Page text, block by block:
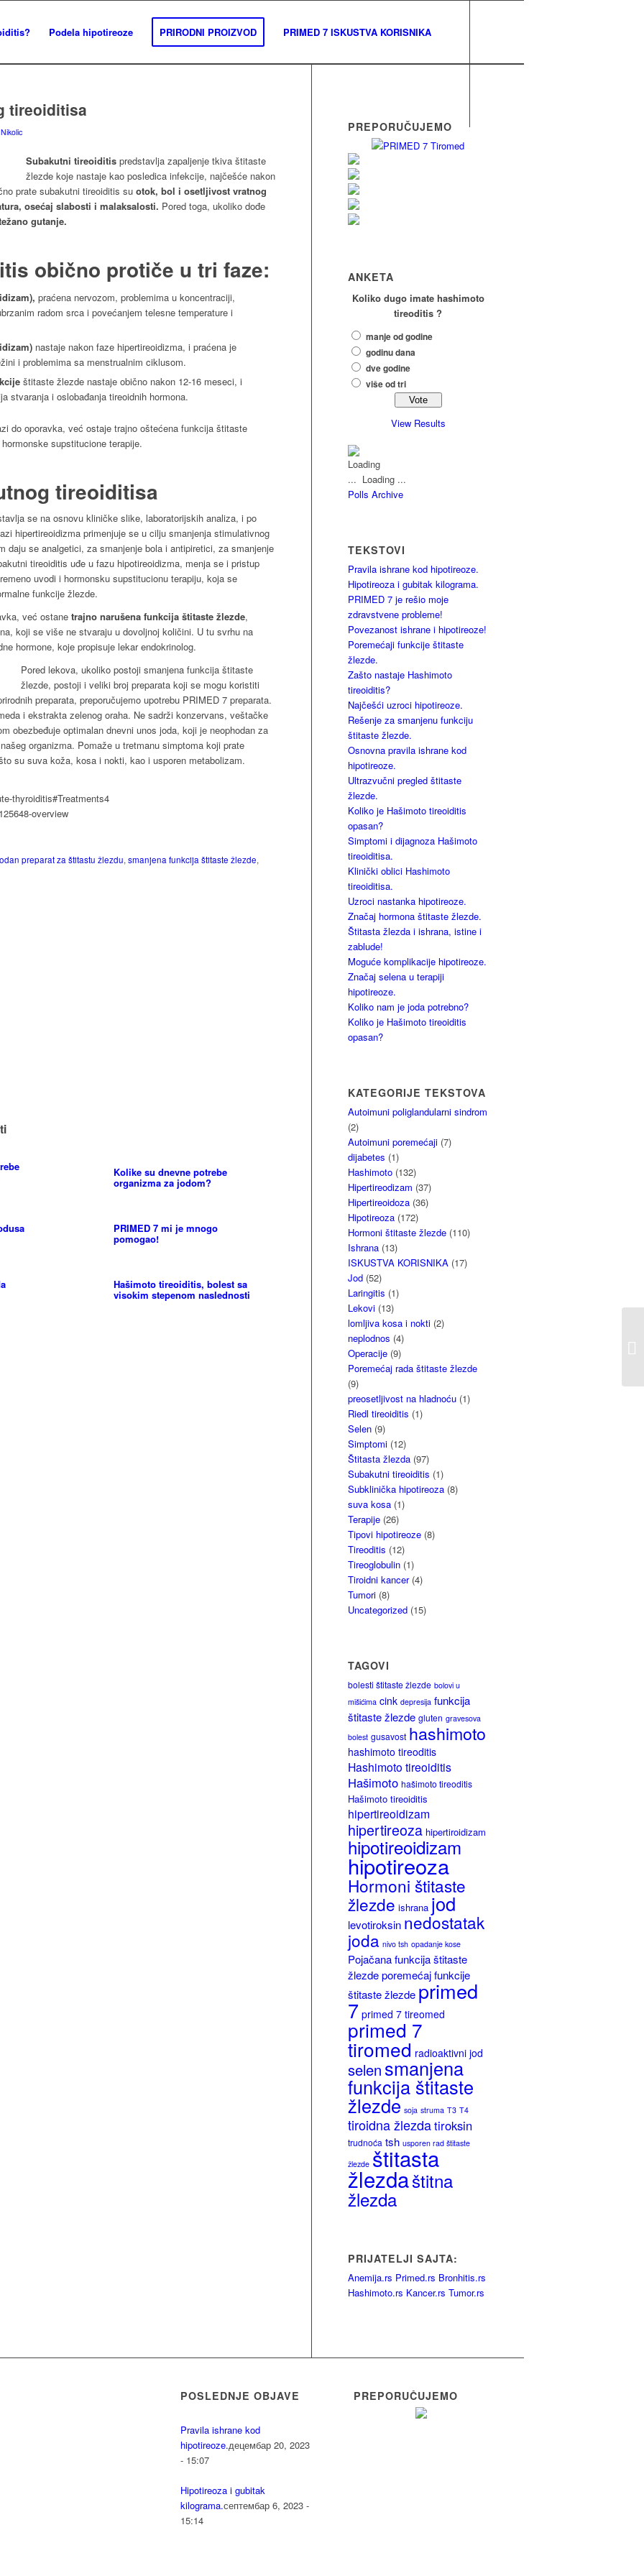
Podela hipotireoze PRIRODNI PROIZVOD PRIMED 7 ISKUSTVA KORISNIKA
tireoiditisa
Subakutni tireoiditis predstavlja zapaljenje tkiva štitaste
žlezde koje nastaje kao posledica infekcije, najčešće nakon
prate subakutni tireoiditis su otok, bol i osetljivost vratnog
osećaj slabosti i malaksalosti. Pored toga, ukoliko dođe
gutanje.
obično protiče u tri faze:
praćena nervozom, problemima u koncentraciji,
radom srca i povećanjem telesne temperature i
nastaje nakon faze hipertireoidizma, i praćena je
i problemima sa menstrualnim ciklusom.
štitaste žlezde nastaje obično nakon 12-16 meseci, i
stvaranja i oslobađanja tireoidnih hormona.
do oporavka, već ostaje trajno oštećena funkcija štitaste
supstitucione terapije.
tireoiditisa
se na osnovu kliničke slike, laboratorijskih analiza, i po
hipertireoidizma primenjuje se u cilju smanjenja stimulativnog
daju se analgetici, za smanjenje bola i antipiretici, za smanjenje
tireoiditis uđe u fazu hipotireoidizma, menja se i pristup
uvodi i hormonsku supstitucionu terapiju, koja se
funkcije žlezde.
već ostane trajno narušena funkcija štitaste žlezde,
koji se više ne stvaraju u dovoljnoj količini. U tu svrhu na
hormone, koje propisuje lekar endokrinolog.
Pored lekova, ukoliko postoji smanjena funkcija štitaste
žlezde, postoji i veliki broj preparata koji se mogu koristiti
preparata, preporučujemo upotrebu PRIMED 7 preparata.
i ekstrakta zelenog oraha. Ne sadrži konzervans, veštačke
obezbeđuje optimalan dnevni unos joda, koji je neophodan za
organizma. Pomaže u tretmanu simptoma koji prate
su suva koža, kosa i nokti, kao i usporen metabolizam.
thyroiditis#Treatments4
overview
preparat za štitastu žlezdu,smanjena funkcija štitaste žlezde,
Kolike su dnevne potrebe
organizma za jodom?
PRIMED 7 mi je mnogo
pomogao!
Hašimoto tireoiditis, bolest sa
visokim stepenom naslednosti
PREPORUČUJEMO
ANKETA
Koliko dugo imate hashimoto
tireoditis ?
manje od godine
godinu dana
dve godine
više od tri
View Results
Loading ...
Polls Archive
TEKSTOVI
Pravila ishrane kod hipotireoze.
Hipotireoza i gubitak kilograma.
PRIMED 7 je rešio moje
zdravstvene probleme!
Povezanost ishrane i hipotireoze!
Poremećaji funkcije štitaste
žlezde.
Zašto nastaje Hashimoto
tireoiditis?
Najčešći uzroci hipotireoze.
Rešenje za smanjenu funkciju
štitaste žlezde.
Osnovna pravila ishrane kod
hipotireoze.
Ultrazvučni pregled štitaste
žlezde.
Koliko je Hašimoto tireoiditis
opasan?
Simptomi i dijagnoza Hašimoto
tireoiditisa.
Klinički oblici Hashimoto
tireoiditisa.
Uzroci nastanka hipotireoze.
Značaj hormona štitaste žlezde.
Štitasta žlezda i ishrana, istine i
zablude!
Moguće komplikacije hipotireoze.
Značaj selena u terapiji
hipotireoze.
Koliko nam je joda potrebno?
Koliko je Hašimoto tireoiditis
opasan?
KATEGORIJE TEKSTOVA
Autoimuni poliglandularni sindrom
(2)
Autoimuni poremećaji (7)
dijabetes (1)
Hashimoto (132)
Hipertireodizam (37)
Hipertireoidoza (36)
Hipotireoza (172)
Hormoni štitaste žlezde (110)
Ishrana (13)
ISKUSTVA KORISNIKA (17)
Jod (52)
Laringitis (1)
Lekovi (13)
lomljiva kosa i nokti (2)
neplodnos (4)
Operacije (9)
Poremećaj rada štitaste žlezde
(9)
preosetljivost na hladnoću (1)
Riedl tireoiditis (1)
Selen (9)
Simptomi (12)
Štitasta žlezda (97)
Subakutni tireoiditis (1)
Subklinička hipotireoza (8)
suva kosa (1)
Terapije (26)
Tipovi hipotireoze (8)
Tireoditis (12)
Tireoglobulin (1)
Tiroidni kancer(4)
Tumori (8)
Uncategorized (15)
TAGOVI
bolesti štitaste žlezde bolovi u
mišićima cink depresija funkcija
štitaste žlezde gluten gravesova
bolest gusavost hashimoto
hashimoto tireoditis
Hashimoto tireoiditis
Hašimoto hašimoto tireoditis
Hašimoto tireoiditis
hipertireoidizam
hipertireoza hipertiroidizam
hipotireoidizam
hipotireoza
Hormoni štitaste
žlezde ishrana jod
levotiroksin nedostatak
joda nivo tsh opadanje kose
Pojačana funkcija štitaste
žlezde poremećaj funkcije
štitaste žlezde primed
7 primed 7 tireomed
primed 7
tiromed radioaktivni jod
selen smanjena
funkcija štitaste
žlezde soja struma T3 T4
tiroidna žlezdatiroksin
trudnoća tsh usporen rad štitaste
žlezde štitasta
žlezdaštitna
žlezda
PRIJATELJI SAJTA:
Anemija.rs Primed.rs Bronhitis.rs
Hashimoto.rs Kancer.rs Tumor.rs
POSLEDNJE OBJAVE
Pravila ishrane kod
hipotireoze.децембар 20, 2023
- 15:07
Hipotireoza i gubitak
kilograma.септембар 6, 2023 -
15:14
PREPORUČUJEMO